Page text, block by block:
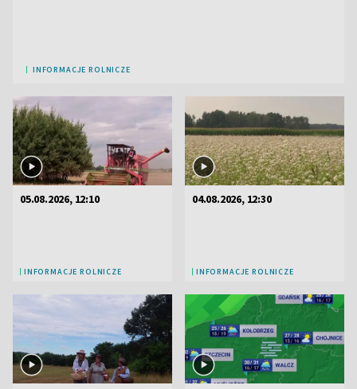
INFORMACJE ROLNICZE
05.08.2026, 12:10
INFORMACJE ROLNICZE
04.08.2026, 12:30
INFORMACJE ROLNICZE